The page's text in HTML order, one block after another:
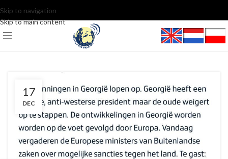
Skip to navigation
Skip to main content
17
DEC